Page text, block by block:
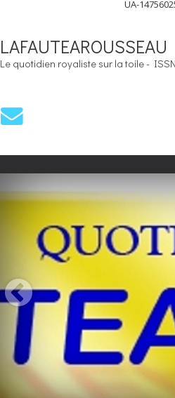
UA-
LAFAUTEAROUSSEAU
Le quotidien royaliste sur la toile -